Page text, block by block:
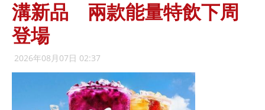
溝新品 兩款能量特飲下周
登場
2026年08月07日 02:37